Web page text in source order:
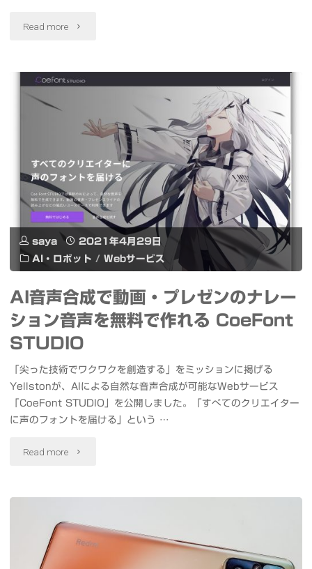
Read more "朗
「班
ひ
ど
れ
船
み
事
之
0"
saya
2021年4月29日
AI・ロボット / Webサービス
AI音声合成で動画・プレゼンのナレー
ション音声を無料で作れる CoeFont
STUDIO
「尖った技術でワクワクを創造する」をミッションに掲げる
Yellstonが、AIによる自然な音声合成が可能なWebサービス
「CoeFont STUDIO」を公開しました。「すべてのクリエイター
に声のフォントを届ける」という …
Read more "AI